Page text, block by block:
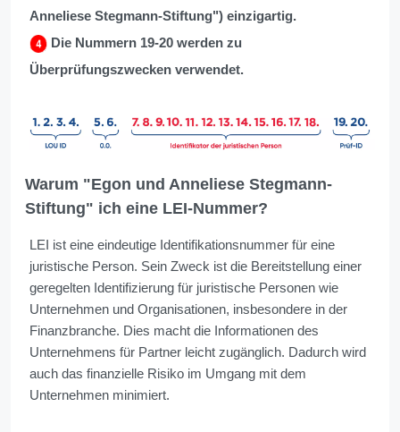
Anneliese Stegmann-Stiftung") einzigartig.
Die Nummern 19-20 werden zu
Überprüfungszwecken verwendet.
Warum "Egon und Anneliese Stegmann-
Stiftung" ich eine LEI-Nummer?
LEI ist eine eindeutige Identifikationsnummer für eine
juristische Person. Sein Zweck ist die Bereitstellung einer
geregelten Identifizierung für juristische Personen wie
Unternehmen und Organisationen, insbesondere in der
Finanzbranche. Dies macht die Informationen des
Unternehmens für Partner leicht zugänglich. Dadurch wird
auch das finanzielle Risiko im Umgang mit dem
Unternehmen minimiert.